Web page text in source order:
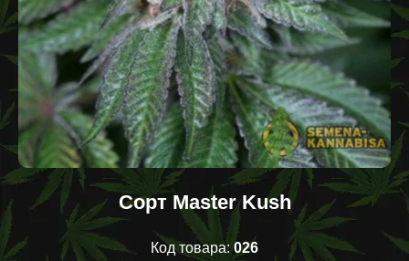
Сорт Master Kush
Код товара:026